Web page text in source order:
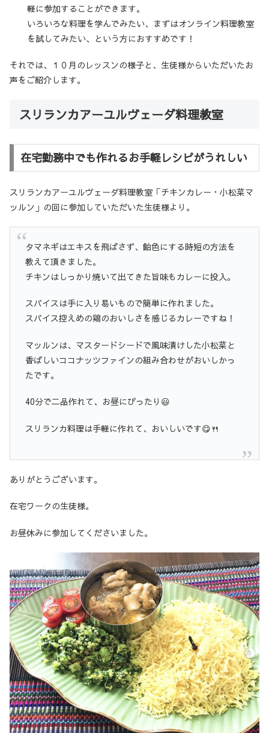
軽に参加することができます。
いろいろな料理を学んでみたい、まずはオンライン料理教室
を試してみたい、という方におすすめです！
それでは、１０月のレッスンの様子と、生徒様からいただいたお
声をご紹介します。
スリランカアーユルヴェーダ料理教室
在宅勤務中でも作れるお手軽レシピがうれしい
スリランカアーユルヴェーダ料理教室「チキンカレー・小松菜マ
ッルン」の回に参加していただいた生徒様より。
タマネギはエキスを飛ばさず、飴色にする時短の方法を
教えて頂きました。
チキンはしっかり焼いて出てきた旨味もカレーに投入。
スパイスは手に入り易いもので簡単に作れました。
スパイス控えめの鶏のおいしさを感じるカレーですね！
マッルンは、マスタードシードで風味漬けした小松菜と
香ばしいココナッツファインの組み合わせがおいしかっ
たです。
40分で二品作れて、お昼にぴったり😃
スリランカ料理は手軽に作れて、おいしいです😋🍴
ありがとうございます。
在宅ワークの生徒様。
お昼休みに参加してくださいました。